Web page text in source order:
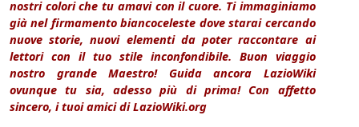
nostri colori che tu amavi con il cuore. Ti immaginiamo
già nel firmamento biancoceleste dove starai cercando
nuove storie, nuovi elementi da poter raccontare ai
lettori con il tuo stile inconfondibile. Buon viaggio
nostro grande Maestro! Guida ancora LazioWiki
ovunque tu sia, adesso più di prima! Con affetto
sincero, i tuoi amici di LazioWiki.org